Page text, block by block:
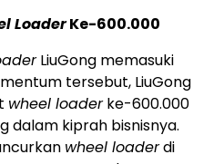
LoaderKe-600.000
LiuGong memasuki
tersebut, LiuGong
wheel loaderke-600.000
dalam kiprah bisnisnya.
wheel loaderdi